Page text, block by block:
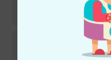
Disponible
Hal Leonard
1
Disponible